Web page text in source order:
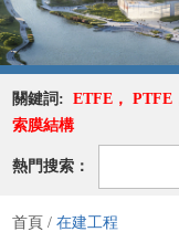
關鍵詞:ETFE ，PTFE
索膜結構
熱門搜索：
首頁 /在建工程